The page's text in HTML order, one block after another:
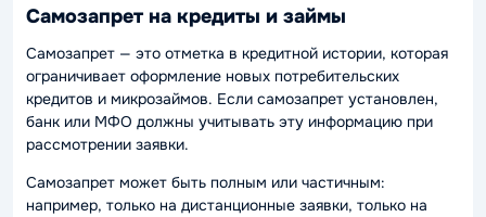
Самозапрет на кредиты и займы
Самозапрет — это отметка в кредитной истории, которая
ограничивает оформление новых потребительских
кредитов и микрозаймов. Если самозапрет установлен,
банк или МФО должны учитывать эту информацию при
рассмотрении заявки.
Самозапрет может быть полным или частичным:
например, только на дистанционные заявки, только на